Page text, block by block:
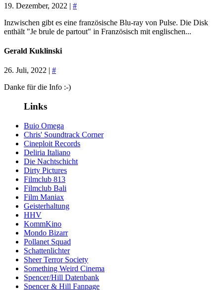
19. Dezember, 2022 | #
Inzwischen gibt es eine französische Blu-ray von Pulse. Die Disk
enthält "Je brule de partout" in Französisch mit englischen...
Gerald Kuklinski
26. Juli, 2022 | #
Danke für die Info :-)
Links
Buio Omega
Chris' Soundtrack Corner
Cineploit Records
Deliria Italiano
Die Nachtschicht
Dirty Pictures
Filmclub 813
Filmclub Bali
Film Maniax
Geisterhaltung
HHV
KommKino
Mondo Bizarr
Pollanet Squad
Schattenlichter
Sheer Terror Society
Something Weird Cinema
Spencer/Hill Datenbank
Spencer & Hill Fanpage